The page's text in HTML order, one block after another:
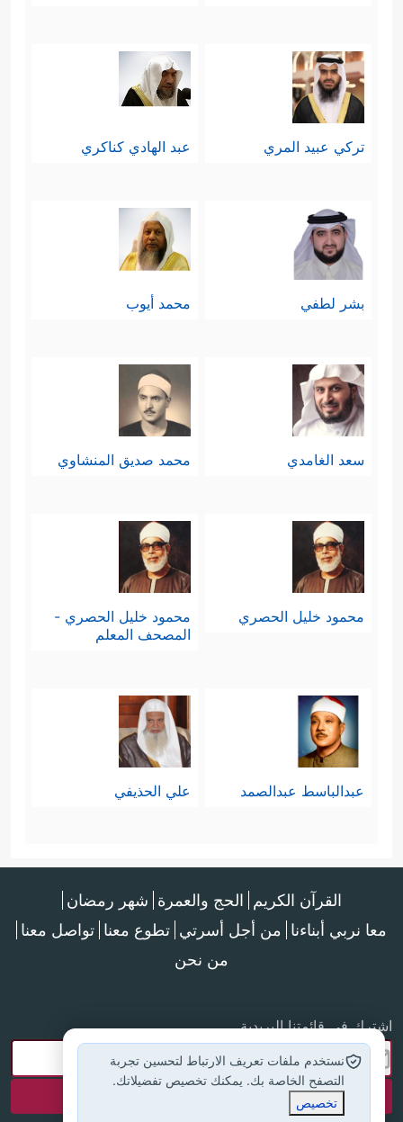
تركي عبيد المري عبد الهادي كناكري
بشر لطفي محمد أيوب
سعد الغامدي محمد صديق المنشاوي
محمود خليل الحصري
محمود خليل الحصري -
المصحف المعلم
عبدالباسط عبدالصمد علي الحذيفي
القرآن الكريم الحج والعمرة شهر رمضان
معا نربي أبناءنا من أجل أسرتي تطوع معنا تواصل معنا
من نحن
اشترك في قائمتنا البريدية
نستخدم ملفات تعريف الارتباط لتحسين تجربة
التصفح الخاصة بك. يمكنك تخصيص تفضيلاتك.
تخصيص